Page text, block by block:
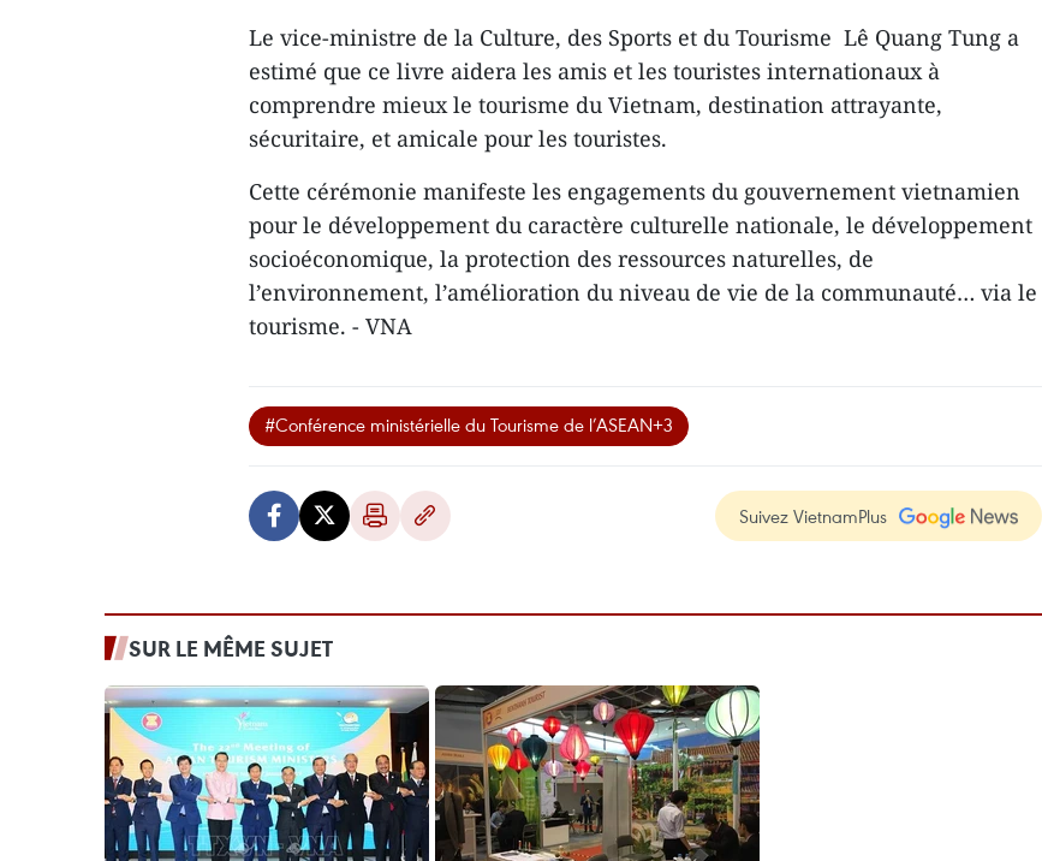
Le vice-ministre de la Culture, des Sports et du Tourisme Lê Quang Tung a
estimé que ce livre aidera les amis et les touristes internationaux à
comprendre mieux le tourisme du Vietnam, destination attrayante,
sécuritaire, et amicale pour les touristes.
Cette cérémonie manifeste les engagements du gouvernement vietnamien
pour le développement du caractère culturelle nationale, le développement
socioéconomique, la protection des ressources naturelles, de
l’environnement, l’amélioration du niveau de vie de la communauté… via le
tourisme. - VNA
#Conférence ministérielle du Tourisme de l’ASEAN+3
Suivez VietnamPlus
SUR LE MÊME SUJET